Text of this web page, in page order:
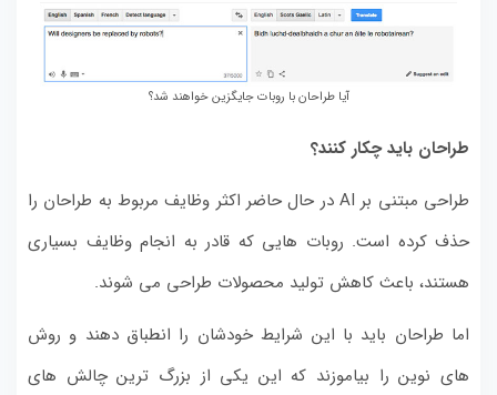
آیا طراحان با روبات جایگزین خواهند شد؟
طراحان باید چکار کنند؟
طراحی مبتنی بر AI در حال حاضر اکثر وظایف مربوط به طراحان را
حذف کرده است. روبات هایی که قادر به انجام وظایف بسیاری
هستند، باعث کاهش تولید محصولات طراحی می شوند.
اما طراحان باید با این شرایط خودشان را انطباق دهند و روش
های نوین را بیاموزند که این یکی از بزرگ ترین چالش های